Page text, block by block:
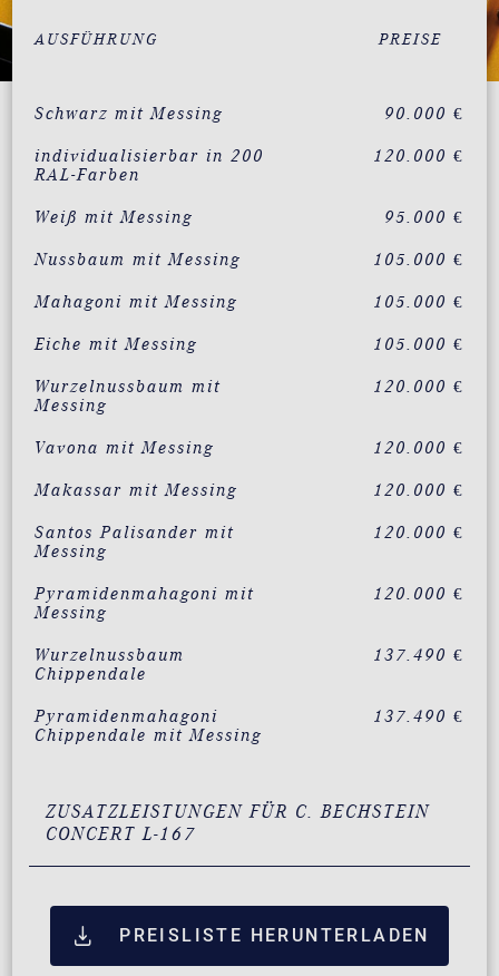
AUSFÜHRUNG PREISE
Schwarz mit Messing 90.000 €
individualisierbar in 200
RAL-Farben
120.000 €
Weiß mit Messing 95.000 €
Nussbaum mit Messing 105.000 €
Mahagoni mit Messing 105.000 €
Eiche mit Messing 105.000 €
Wurzelnussbaum mit
Messing
120.000 €
Vavona mit Messing 120.000 €
Makassar mit Messing 120.000 €
Santos Palisander mit
Messing
120.000 €
Pyramidenmahagoni mit
Messing
120.000 €
Wurzelnussbaum
Chippendale
137.490 €
Pyramidenmahagoni
Chippendale mit Messing
137.490 €
ZUSATZLEISTUNGEN FÜR C. BECHSTEIN
CONCERT L-167
PREISLISTE HERUNTERLADEN